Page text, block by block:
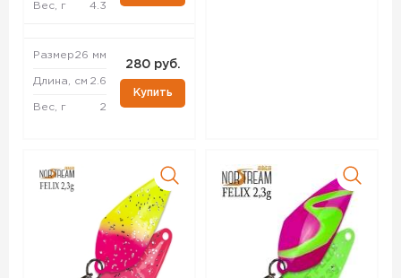
Вес, г 4.3
Размер26 мм
Длина, см 2.6
Вес, г 2
280 руб.
Купить